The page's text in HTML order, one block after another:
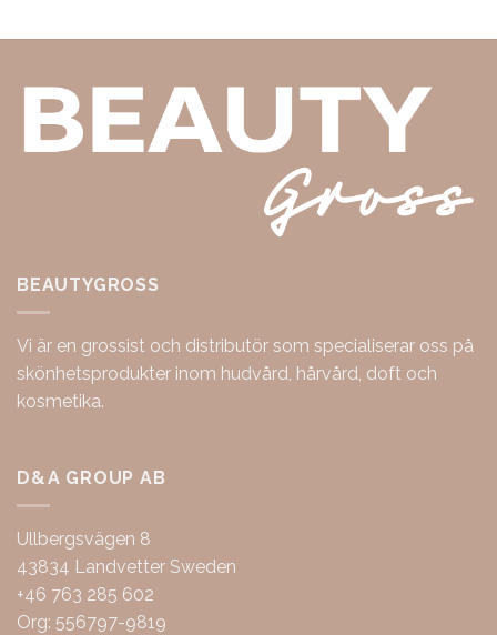
BEAUTYGROSS
Vi är en grossist och distributör som specialiserar oss på
skönhetsprodukter inom hudvård, hårvård, doft och
kosmetika.
D&A GROUP AB
Ullbergsvägen 8
43834 Landvetter Sweden
+46 763 285 602
Org: 556797-9819